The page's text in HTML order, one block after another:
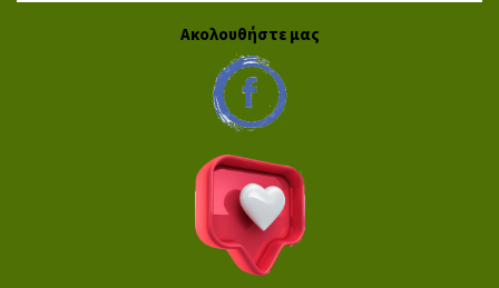
Ακολουθήστε μας